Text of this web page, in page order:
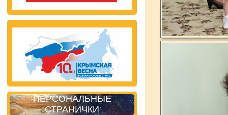
ПЕРСОНАЛЬНЫЕ
СТРАНИЧКИ